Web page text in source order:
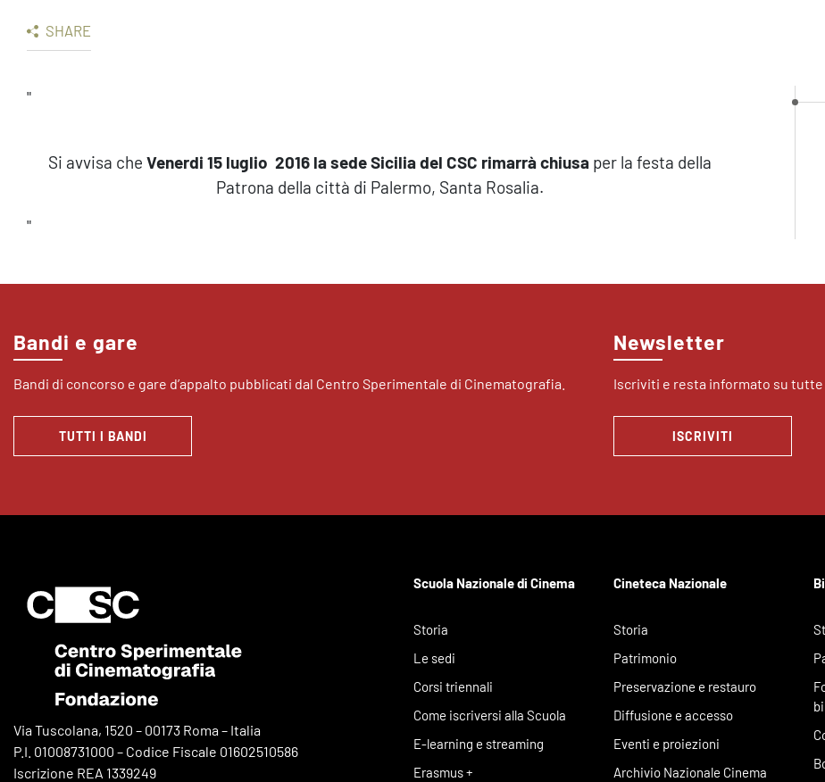
SHARE
"
Si avvisa che Venerdi 15 luglio 2016 la sede Sicilia del CSC rimarrà chiusaper la festa della
Patrona della città di Palermo, Santa Rosalia.
"
Bandi e gare
Bandi di concorso e gare d’appalto pubblicati dal Centro Sperimentale di Cinematografia.
TUTTI I BANDI
Newsletter
Iscriviti e resta informato su tutte
ISCRIVITI
Via Tuscolana, 1520 – 00173 Roma – Italia
P.I. 01008731000 – Codice Fiscale 01602510586
Iscrizione REA 1339249
Scuola Nazionale di Cinema
Storia
Le sedi
Corsi triennali
Come iscriversi alla Scuola
E-learning e streaming
Erasmus +
Cineteca Nazionale
Storia
Patrimonio
Preservazione e restauro
Diffusione e accesso
Eventi e proiezioni
Archivio Nazionale Cinema